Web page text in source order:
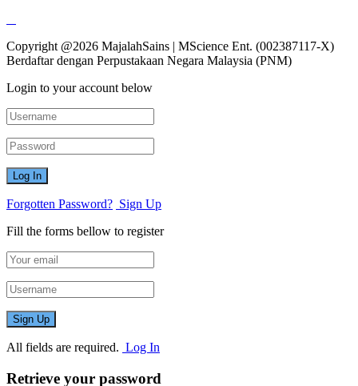
Copyright @2026 MajalahSains | MScience Ent. (002387117-X)
Berdaftar dengan Perpustakaan Negara Malaysia (PNM)
Login to your account below
Forgotten Password? Sign Up
Fill the forms bellow to register
All fields are required. Log In
Retrieve your password